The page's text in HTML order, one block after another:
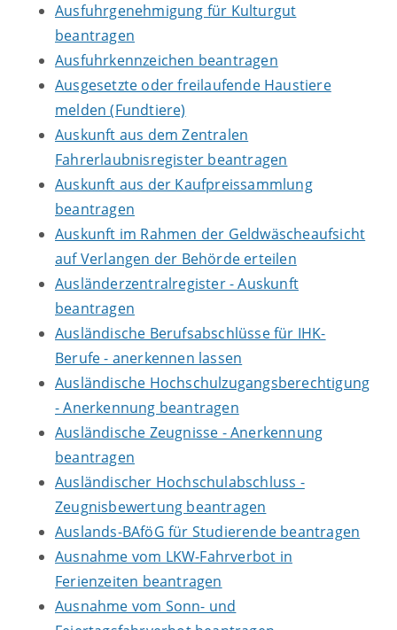
Ausfuhrgenehmigung für Kulturgut
beantragen
Ausfuhrkennzeichen beantragen
Ausgesetzte oder freilaufende Haustiere
melden (Fundtiere)
Auskunft aus dem Zentralen
Fahrerlaubnisregister beantragen
Auskunft aus der Kaufpreissammlung
beantragen
Auskunft im Rahmen der Geldwäscheaufsicht
auf Verlangen der Behörde erteilen
Ausländerzentralregister - Auskunft
beantragen
Ausländische Berufsabschlüsse für IHK-
Berufe - anerkennen lassen
Ausländische Hochschulzugangsberechtigung
- Anerkennung beantragen
Ausländische Zeugnisse - Anerkennung
beantragen
Ausländischer Hochschulabschluss -
Zeugnisbewertung beantragen
Auslands-BAföG für Studierende beantragen
Ausnahme vom LKW-Fahrverbot in
Ferienzeiten beantragen
Ausnahme vom Sonn- und